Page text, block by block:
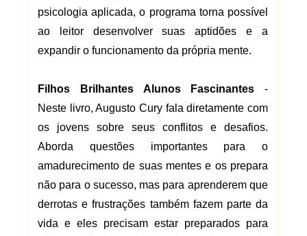
psicologia aplicada, o programa torna possível
ao leitor desenvolver suas aptidões e a
expandir o funcionamento da própria mente.
Filhos Brilhantes Alunos Fascinantes -
Neste livro, Augusto Cury fala diretamente com
os jovens sobre seus conflitos e desafios.
Aborda questões importantes para o
amadurecimento de suas mentes e os prepara
não para o sucesso, mas para aprenderem que
derrotas e frustrações também fazem parte da
vida e eles precisam estar preparados para